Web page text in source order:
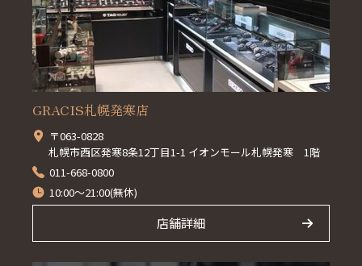
GRACIS札幌発寒店
〒063-0828
札幌市西区発寒8条12丁目1-1 イオンモール札幌発寒 1階
011-668-0800
10:00～21:00(無休)
店舗詳細